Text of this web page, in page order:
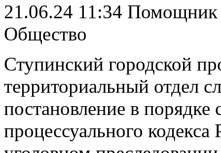
21.06.24 11:34 Помощник
Общество
Ступинский городской
территориальный отдел
постановление в порядке
процессуального